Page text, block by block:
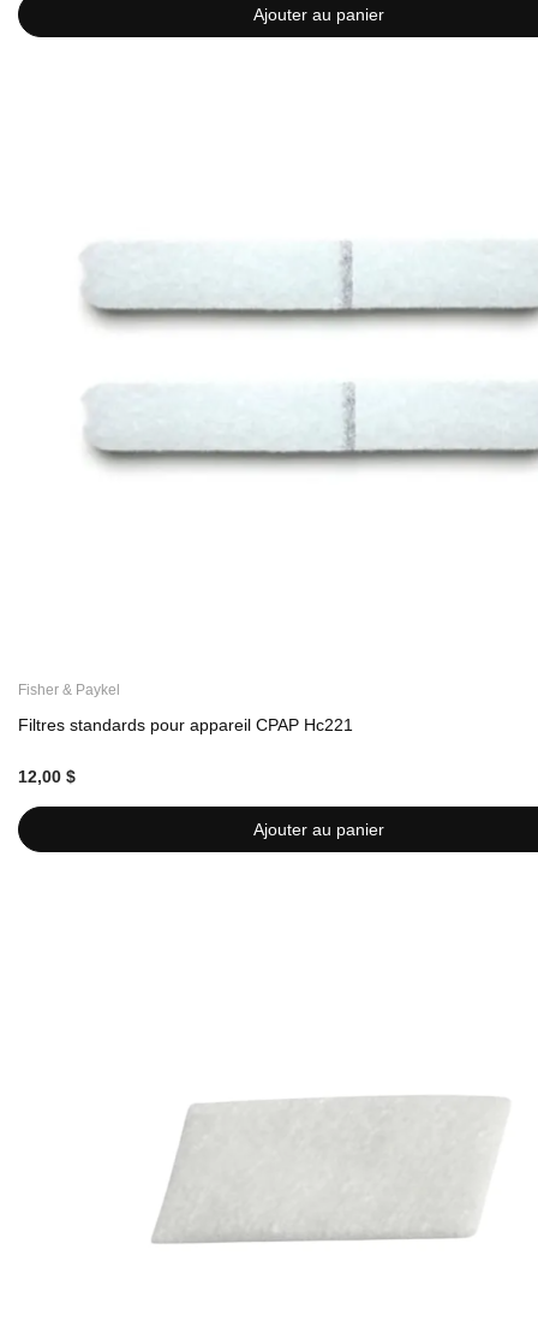
Ajouter au panier
Ajouter au panier
Fisher & Paykel
Filtres standards pour appareil CPAP Hc221
12,00 $